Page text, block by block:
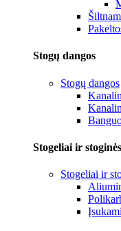
Stogų dangos
Stogų dangos
Stogeliai ir stoginės
Stogeliai ir